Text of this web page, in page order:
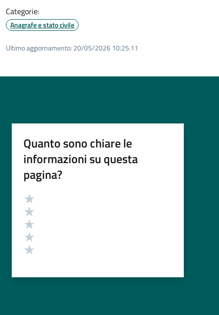
Categorie:
Anagrafe e stato civile
Ultimo aggiornamento: 20/05/2026 10:25.11
Quanto sono chiare le
informazioni su questa
pagina?
Valutazione